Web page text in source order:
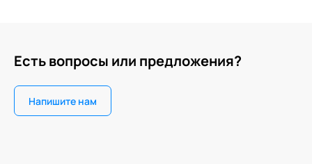
Есть вопросы или предложения?
Напишите нам